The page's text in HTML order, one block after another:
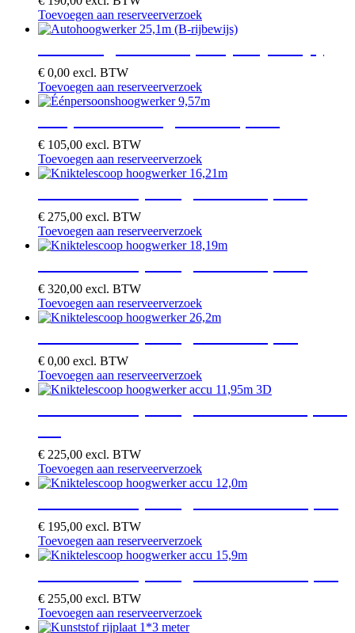
Toevoegen aan reserveerverzoek
€ 0,00 excl. BTW
Toevoegen aan reserveerverzoek
€ 105,00 excl. BTW
Toevoegen aan reserveerverzoek
€ 275,00 excl. BTW
Toevoegen aan reserveerverzoek
€ 320,00 excl. BTW
Toevoegen aan reserveerverzoek
€ 0,00 excl. BTW
Toevoegen aan reserveerverzoek
€ 225,00 excl. BTW
Toevoegen aan reserveerverzoek
€ 195,00 excl. BTW
Toevoegen aan reserveerverzoek
€ 255,00 excl. BTW
Toevoegen aan reserveerverzoek